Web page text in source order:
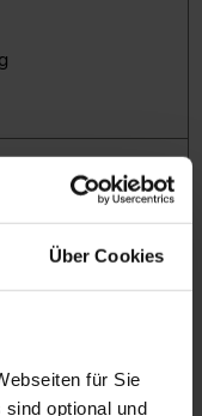
Über Cookies
für Sie
optional und
BREEAM,